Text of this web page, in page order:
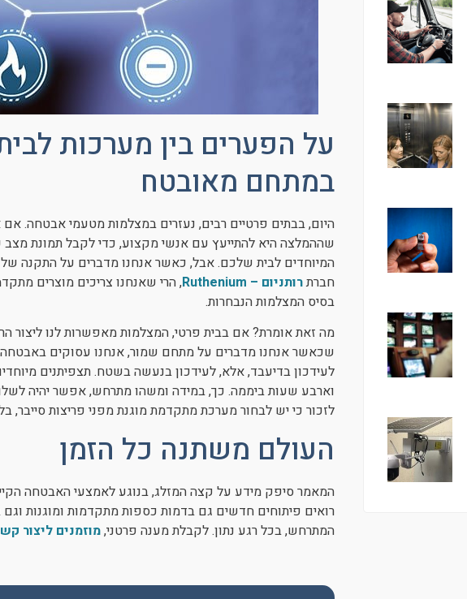
על הפערים בין מערכות
במתחם מאובטח
היום, בבתים פרטיים רבים, נעזרים במצלמות מטעמי אבטחה.
שההמלצה היא להתייעץ עם אנשי מקצוע, כדי לקבל תמונת מצב
המיוחדים לבית שלכם. אבל, כאשר אנחנו מדברים על התקנה
חברתרותניום – Ruthenium
, הרי שאנחנו צריכים מוצרים
בסיס המצלמות הנבחרות.
מה זאת אומרת? אם בבית פרטי, המצלמות מאפשרות לנו ליצור
שכאשר אנחנו מדברים על מתחם שמור, אנחנו עסוקים
לעידכון בדיעבד, אלא, לעידכון בנעשה בשטח. תצפיתנים
וארבע שעות ביממה. כך, במידה ומשהו מתרחש, אפשר יהיה
לזכור כי יש לבחור מערכת מתקדמת מוגנת מפני פריצות סייבר,
העולם משתנה כל הזמן
המאמר סיפק מידע על קצה המזלג, בנוגע לאמצעי האבטחה
רואים פיתוחים חדשים גם בדמות כספות מתקדמות ומוגנות
המתרחש, בכל רגע נתון. לקבלת מענה פרטני,מוזמנים ליצור